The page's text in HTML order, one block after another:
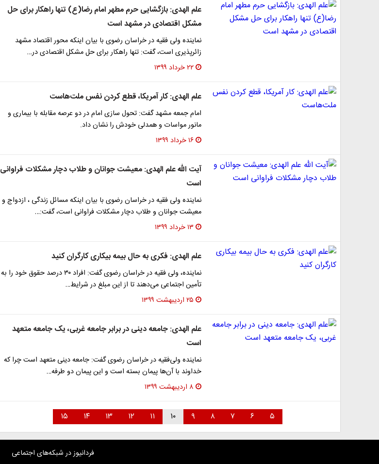
علم الهدی: بازگشایی حرم مطهر امام رضا(ع) تنها راهکار برای حل
مشکل اقتصادی در مشهد است
نماینده ولی فقیه در خراسان رضوی با بیان اینکه محور اقتصاد مشهد
زائرپذیری است، گفت: تنها راهکار برای حل مشکل اقتصادی در…
۲۲ خرداد ۱۳۹۹
علم الهدی: کار آمریکا، قطع کردن نفس ملت‌هاست
امام جمعه مشهد گفت: تحول سازی امام در دو عرصه مقابله با بیماری و
مانور مواسات و همدلی خودش را نشان داد.
۱۶ خرداد ۱۳۹۹
آیت الله علم الهدی: معیشت جوانان و طلاب دچار مشکلات فراوانی
است
نماینده ولی فقیه در خراسان رضوی با بیان اینکه مسائل زندگی ، ازدواج و
معیشت جوانان و طلاب دچار مشکلات فراوانی است، گفت:…
۱۳ خرداد ۱۳۹۹
علم الهدی: فکری به حال بیمه بیکاری کارگران کنید
نماینده، ولی فقیه در خراسان رضوی گفت: افراد ۳۰ درصد حقوق خود را به
تأمین اجتماعی می‌دهند تا از این مبلغ در شرایط…
۲۵ اردیبهشت ۱۳۹۹
علم الهدی: جامعه دینی در برابر جامعه غربی، یک جامعه متعهد
است
نماینده ولی‌فقیه در خراسان رضوی گفت: جامعه دینی متعهد است چرا که
خداوند با آن‌ها پیمان بسته است و این پیمان دو طرفه…
۸ اردیبهشت ۱۳۹۹
۵ ۶ ۷ ۸ ۹ ۱۰ ۱۱ ۱۲ ۱۳ ۱۴ ۱۵
فردانیوز در شبکه‌های اجتماعی